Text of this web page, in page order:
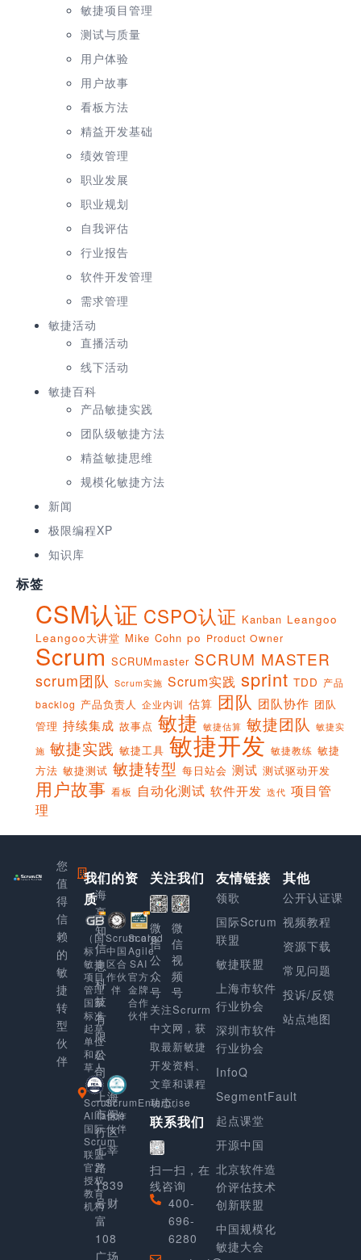
敏捷项目管理
测试与质量
用户体验
用户故事
看板方法
精益开发基础
绩效管理
职业发展
职业规划
自我评估
行业报告
软件开发管理
需求管理
敏捷活动
直播活动
线下活动
敏捷百科
产品敏捷实践
团队级敏捷方法
精益敏捷思维
规模化敏捷方法
新闻
极限编程XP
知识库
标签
CSM认证 CSPO认证 Kanban Leangoo
Leangoo大讲堂 Mike Cohn po Product Owner
Scrum SCRUMmaster SCRUM MASTER
scrum团队 Scrum实施 Scrum实践 sprint TDD 产品
backlog 产品负责人 企业内训 估算 团队 团队协作 团队
管理 持续集成 故事点 敏捷 敏捷估算 敏捷团队 敏捷实
施 敏捷实践 敏捷工具 敏捷开发 敏捷教练 敏捷
方法 敏捷测试 敏捷转型 每日站会 测试 测试驱动开发
用户故事 看板 自动化测试 软件开发 迭代 项目管
理
您
值
得
信
赖
的
敏
捷
转
型
伙
伴
上
海
享
知
信
息
科
技
有
限
公
司
上海
市闵
行区
七莘
路
1839
号财
富
108
广场
我们的资
质
（国
标）
敏捷
项目
管理
国家
标准
起草
单位
和起
草人
Scrum.org
中国
区合
作伙
伴
Scaled
Agile
SAI
官方
金牌
合作
伙伴
Scrum
Alliance
国际
Scrum
联盟
官方
授权
教育
机构
ScrumEnterprise
合作
伙伴
关注我们
微
信
公
众
号
微
信
视
频
号
关注Scrurm
中文网，获
取最新敏捷
开发资料、
文章和课程
动态。
联系我们
扫一扫，在
线咨询
400-
696-
6280
友情链接
领歌
国际Scrum
联盟
敏捷联盟
上海市软件
行业协会
深圳市软件
行业协会
InfoQ
SegmentFault
起点课堂
开源中国
北京软件造
价评估技术
创新联盟
中国规模化
敏捷大会
其他
公开认证课
视频教程
资源下载
常见问题
投诉/反馈
站点地图